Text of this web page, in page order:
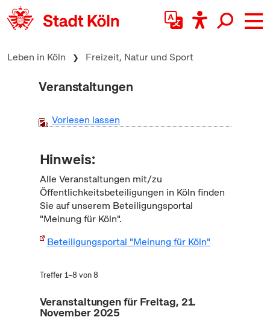
zum Inhalt springen
Leben in Köln Freizeit, Natur und Sport
Veranstaltungen
Vorlesen lassen
Hinweis:
Alle Veranstaltungen mit/zu
Öffentlichkeitsbeteiligungen in Köln finden
Sie auf unserem Beteiligungsportal
"Meinung für Köln".
Beteiligungsportal "Meinung für Köln"
Treffer 1–8 von 8
Veranstaltungen für Freitag, 21.
November 2025